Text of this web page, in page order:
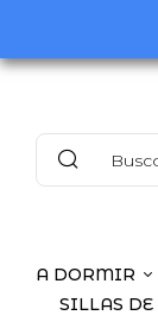
A DORMIR
SILLAS DE